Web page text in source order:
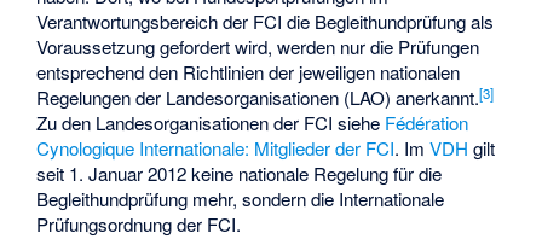
Verantwortungsbereich der FCI die Begleithundprüfung als
Voraussetzung gefordert wird, werden nur die Prüfungen
entsprechend den Richtlinien der jeweiligen nationalen
Regelungen der Landesorganisationen (LAO) anerkannt.[3]
Zu den Landesorganisationen der FCI siehe Fédération
Cynologique Internationale: Mitglieder der FCI. ImVDH gilt
seit 1. Januar 2012 keine nationale Regelung für die
Begleithundprüfung mehr, sondern die Internationale
Prüfungsordnung der FCI.